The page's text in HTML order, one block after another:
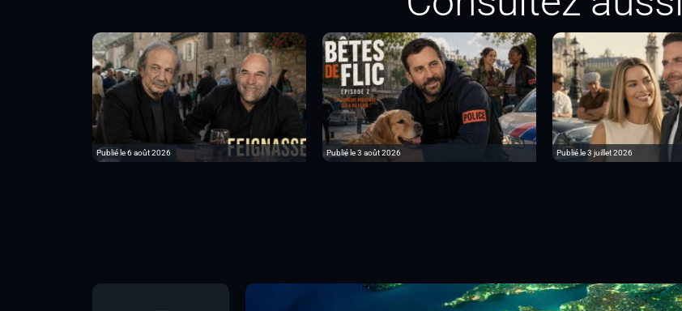
Publié le 6 août 2026 Publié le 3 août 2026 Publié le 3 juillet 2026